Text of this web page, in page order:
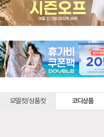
모델컷/상품컷 코디상품